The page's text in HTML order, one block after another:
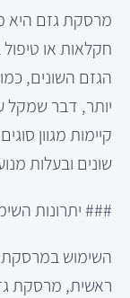
מרסקת גזם היא
חקלאות או
הגזם השונים,
יותר, דבר שמקל
קיימות מגוון
שונים ובעלות
### יתרונות
השימוש במרסקת
ראשית, מרסקת